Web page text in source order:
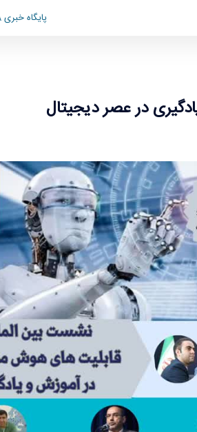
پايگاه خبری AUNA
انسانی
در عصر دیجیتال